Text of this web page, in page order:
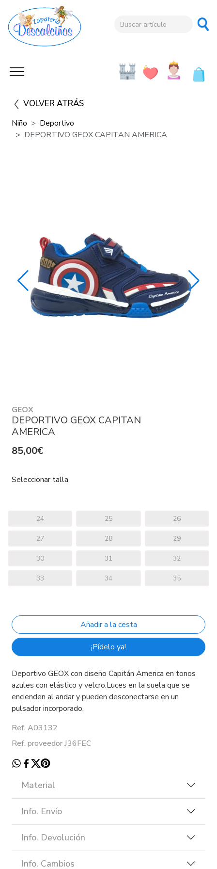
VOLVER ATRÁS
Niño
Deportivo
DEPORTIVO GEOX CAPITAN AMERICA
GEOX
DEPORTIVO GEOX CAPITAN
AMERICA
85,00€
Seleccionar talla
24 25 26
27 28 29
30 31 32
33 34 35
¡Pídelo ya!
Deportivo GEOX con diseño Capitán America en tonos
azules con elástico y velcro.Luces en la suela que se
encienden al andar y pueden desconectarse en un
pulsador incorporado.
Ref. A03132
Ref. proveedor J36FEC
Material
Info. Envío
Info. Devolución
Info. Cambios